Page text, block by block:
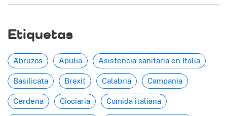
Etiquetas
Abruzos Apulia Asistencia sanitaria en Italia
Basilicata Brexit Calabria Campania
Cerdeña Ciociaria Comida italiana